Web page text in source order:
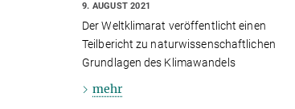
9. AUGUST 2021
Der Weltklimarat veröffentlicht einen
Teilbericht zu naturwissenschaftlichen
Grundlagen des Klimawandels
mehr